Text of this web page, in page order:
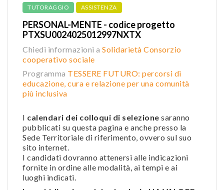
TUTORAGGIO
ASSISTENZA
PERSONAL-MENTE - codice progetto
PTXSU0024025012997NXTX
Chiedi informazioni a Solidarietà Consorzio
cooperativo sociale
Programma TESSERE FUTURO: percorsi di
educazione, cura e relazione per una comunità
più inclusiva
I calendari dei colloqui di selezione saranno
pubblicati su questa pagina e anche presso la
Sede Territoriale di riferimento, ovvero sul suo
sito internet.
I candidati dovranno attenersi alle indicazioni
fornite in ordine alle modalità, ai tempi e ai
luoghi indicati.